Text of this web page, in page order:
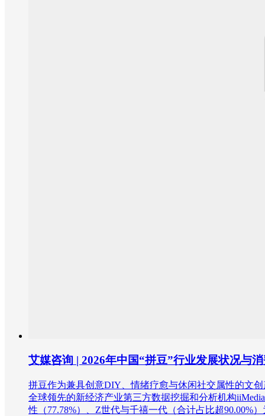
艾媒咨询 | 2026年中国“拼豆”行业发展状况与
拼豆作为兼具创意DIY、情绪疗愈与休闲社交属性的文
全球领先的新经济产业第三方数据挖掘和分析机构
性（77.78%）、Z世代与千禧一代（合计占比超90.00%